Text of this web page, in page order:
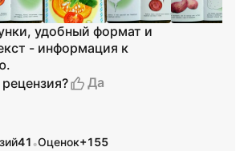
удобный формат и
- информация к
Да
41 •Оценок+155